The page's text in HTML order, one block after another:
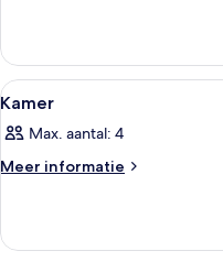
laden
Twin
Room,
Ensuite
Alle
foto's
voor
Kamer
2
Kamer
Max. aantal: 4
Meer informatie
Meer